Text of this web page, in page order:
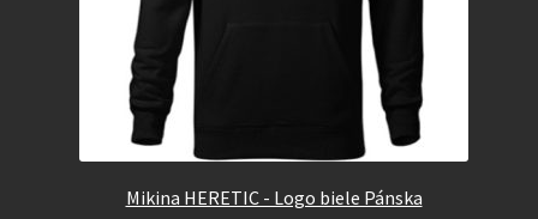
Mikina HERETIC - Logo biele Pánska